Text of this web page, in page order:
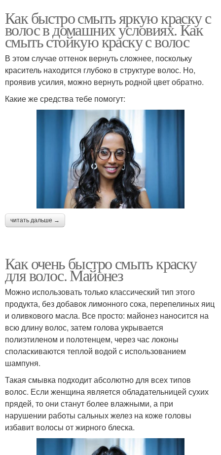
Как быстро смыть яркую краску с
волос в домашних условиях. Как
смыть стойкую краску с волос
В этом случае оттенок вернуть сложнее, поскольку
краситель находится глубоко в структуре волос. Но,
проявив усилия, можно вернуть родной цвет обратно.
Какие же средства тебе помогут:
читать дальше →
Как очень быстро смыть краску
для волос. Майонез
Можно использовать только классический тип этого
продукта, без добавок лимонного сока, перепелиных яиц
и оливкового масла. Все просто: майонез наносится на
всю длину волос, затем голова укрывается
полиэтиленом и полотенцем, через час локоны
споласкиваются теплой водой с использованием
шампуня.
Такая смывка подходит абсолютно для всех типов
волос. Если женщина является обладательницей сухих
прядей, то они станут более влажными, а при
нарушении работы сальных желез на коже головы
избавит волосы от жирного блеска.